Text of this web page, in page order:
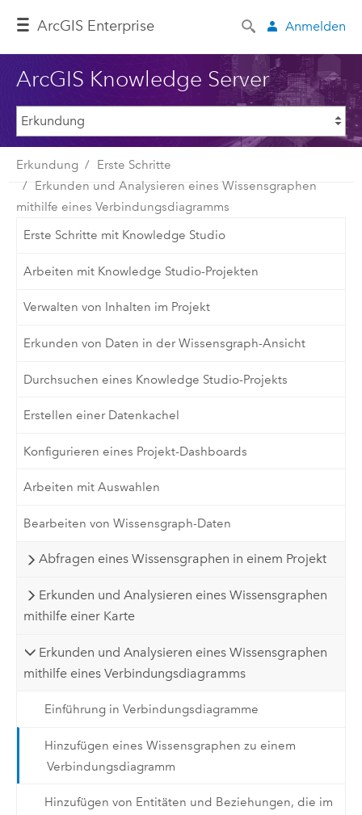
ArcGIS Enterprise Anmelden
ArcGIS Knowledge Server
Erkundung
Erste Schritte
Erkunden und Analysieren eines Wissensgraphen
mithilfe eines Verbindungsdiagramms
Erste Schritte mit Knowledge Studio
Arbeiten mit Knowledge Studio-Projekten
Verwalten von Inhalten im Projekt
Erkunden von Daten in der Wissensgraph-Ansicht
Durchsuchen eines Knowledge Studio-Projekts
Erstellen einer Datenkachel
Konfigurieren eines Projekt-Dashboards
Arbeiten mit Auswahlen
Bearbeiten von Wissensgraph-Daten
Abfragen eines Wissensgraphen in einem Projekt
Erkunden und Analysieren eines Wissensgraphen
mithilfe einer Karte
Erkunden und Analysieren eines Wissensgraphen
mithilfe eines Verbindungsdiagramms
Einführung in Verbindungsdiagramme
Hinzufügen eines Wissensgraphen zu einem
Verbindungsdiagramm
Hinzufügen von Entitäten und Beziehungen, die im